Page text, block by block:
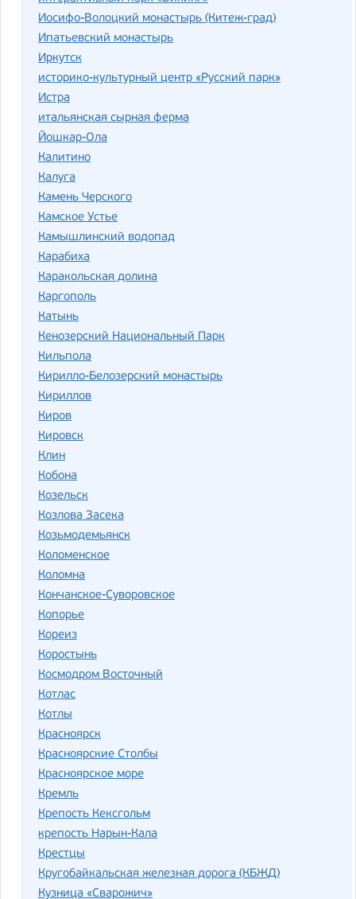
Иосифо-Волоцкий монастырь (Китеж-град)
Ипатьевский монастырь
Иркутск
историко-культурный центр «Русский парк»
Истра
итальянская сырная ферма
Йошкар-Ола
Калитино
Калуга
Камень Черского
Камское Устье
Камышлинский водопад
Карабиха
Каракольская долина
Каргополь
Катынь
Кенозерский Национальный Парк
Кильпола
Кирилло-Белозерский монастырь
Кириллов
Киров
Кировск
Клин
Кобона
Козельск
Козлова Засека
Козьмодемьянск
Коломенское
Коломна
Кончанское-Суворовское
Копорье
Кореиз
Коростынь
Космодром Восточный
Котлас
Котлы
Красноярск
Красноярские Столбы
Красноярское море
Кремль
Крепость Кексгольм
крепость Нарын-Кала
Крестцы
Кругобайкальская железная дорога (КБЖД)
Кузница «Сварожич»